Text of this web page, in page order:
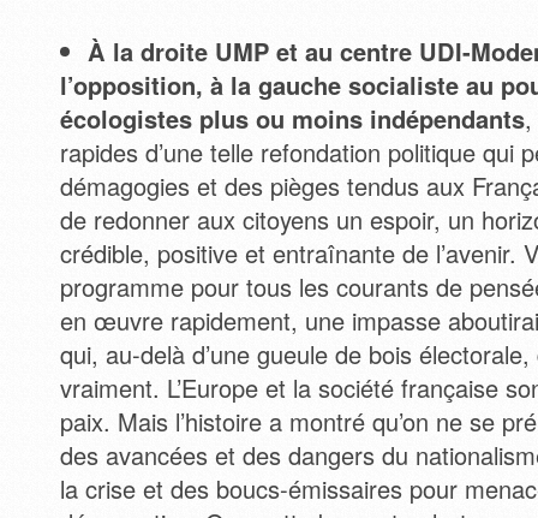
À la droite UMP et au centre UDI-
l’opposition, à la gauche socialiste au
écologistes plus ou moins indépendants
rapides d’une telle refondation politique qui
démagogies et des pièges tendus aux
de redonner aux citoyens un espoir, un
crédible, positive et entraînante de l’avenir.
programme pour tous les courants de
en œuvre rapidement, une impasse
qui, au-delà d’une gueule de bois
vraiment. L’Europe et la société française
paix. Mais l’histoire a montré qu’on ne se
des avancées et des dangers du
la crise et des boucs-émissaires pour